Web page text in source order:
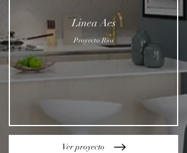
Linea Aes
Proyecto Rios
Ver proyecto